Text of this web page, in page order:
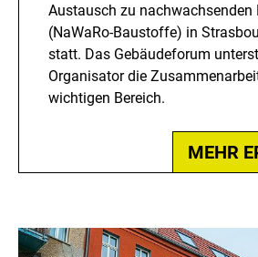
Austausch zu nachwachsenden
(NaWaRo-Baustoffe) in
statt. Das Gebäudeforum
Organisator die
wichtigen Bereich.
MEHR